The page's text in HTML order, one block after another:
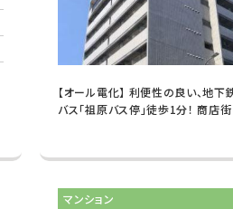
【オール電化】 利便性の良い、地
バス「祖原バス停」徒歩1分！ 商店
マンション